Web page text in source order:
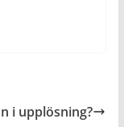
i upplösning?